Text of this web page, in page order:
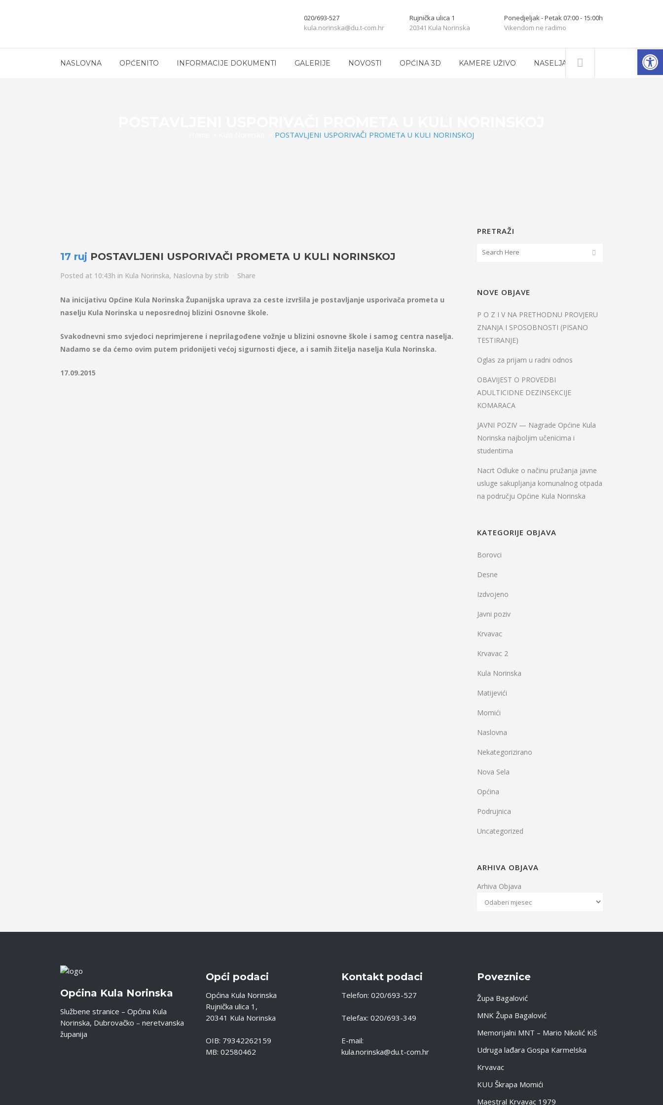
020/693-527
kula.norinska@du.t-com.hr
Rujnička ulica 1
20341 Kula Norinska
Ponedjeljak - Petak 07:00 - 15:00h
Vikendom ne radimo
NASLOVNA OPĆENITO INFORMACIJE DOKUMENTI GALERIJE NOVOSTI OPĆINA 3D KAMERE UŽIVO NASELJA
POSTAVLJENI USPORIVAČI PROMETA U KULI NORINSKOJ
17 ruj POSTAVLJENI USPORIVAČI PROMETA U KULI NORINSKOJ
Posted at 10:43h in Kula Norinska, Naslovna by strib Share
Na inicijativu Općine Kula Norinska Županijska uprava za ceste izvršila je postavljanje usporivača prometa u
naselju Kula Norinska u neposrednoj blizini Osnovne škole.
Svakodnevni smo svjedoci neprimjerene i neprilagođene vožnje u blizini osnovne škole i samog centra naselja.
Nadamo se da ćemo ovim putem pridonijeti većoj sigurnosti djece, a i samih žitelja naselja Kula Norinska.
17.09.2015
PRETRAŽI
NOVE OBJAVE
P O Z I V NA PRETHODNU PROVJERU
ZNANJA I SPOSOBNOSTI (PISANO
TESTIRANJE)
Oglas za prijam u radni odnos
OBAVIJEST O PROVEDBI
ADULTICIDNE DEZINSEKCIJE
KOMARACA
JAVNI POZIV — Nagrade Općine Kula
Norinska najboljim učenicima i
studentima
Nacrt Odluke o načinu pružanja javne
usluge sakupljanja komunalnog otpada
na području Općine Kula Norinska
KATEGORIJE OBJAVA
Borovci
Desne
Izdvojeno
Javni poziv
Krvavac
Krvavac 2
Kula Norinska
Matijevići
Momići
Naslovna
Nekategorizirano
Nova Sela
Općina
Podrujnica
Uncategorized
ARHIVA OBJAVA
Arhiva Objava
Općina Kula Norinska
Službene stranice – Općina Kula
Norinska, Dubrovačko – neretvanska
županija
Opći podaci
Općina Kula Norinska
Rujnička ulica 1,
20341 Kula Norinska
OIB: 79342262159
MB: 02580462
Kontakt podaci
Telefon: 020/693-527
Telefax: 020/693-349
E-mail:
kula.norinska@du.t-com.hr
Poveznice
Župa Bagalović
MNK Župa Bagalović
Memorijalni MNT – Mario Nikolić Kiš
Udruga lađara Gospa Karmelska
Krvavac
KUU Škrapa Momići
Maestral Krvavac 1979